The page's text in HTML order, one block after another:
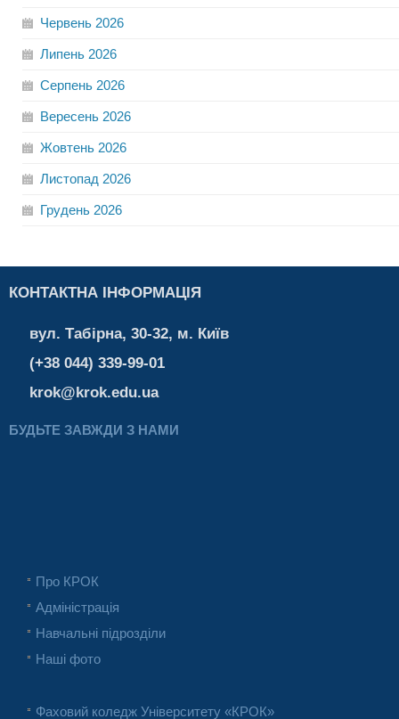
Червень 2026
Липень 2026
Серпень 2026
Вересень 2026
Жовтень 2026
Листопад 2026
Грудень 2026
КОНТАКТНА ІНФОРМАЦІЯ
вул. Табірна, 30-32, м. Київ
(+38 044) 339-99-01
krok@krok.edu.ua
БУДЬТЕ ЗАВЖДИ З НАМИ
Про КРОК
Адміністрація
Навчальні підрозділи
Наші фото
Фаховий коледж Університету «КРОК»